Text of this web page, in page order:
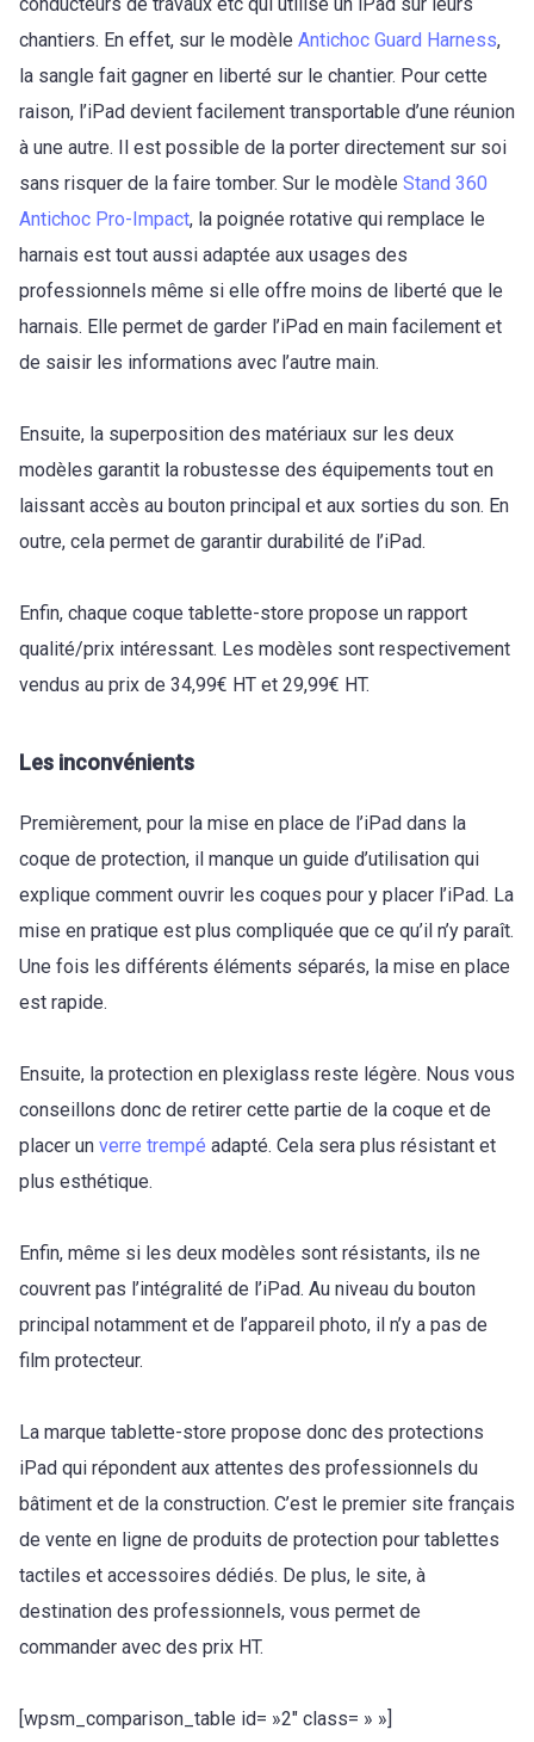
chantiers. En effet, sur le modèle Antichoc Guard Harness,
la sangle fait gagner en liberté sur le chantier. Pour cette
raison, l’iPad devient facilement transportable d’une réunion
à une autre. Il est possible de la porter directement sur soi
sans risquer de la faire tomber. Sur le modèle Stand 360
Antichoc Pro-Impact, la poignée rotative qui remplace le
harnais est tout aussi adaptée aux usages des
professionnels même si elle offre moins de liberté que le
harnais. Elle permet de garder l’iPad en main facilement et
de saisir les informations avec l’autre main.
Ensuite, la superposition des matériaux sur les deux
modèles garantit la robustesse des équipements tout en
laissant accès au bouton principal et aux sorties du son. En
outre, cela permet de garantir durabilité de l’iPad.
Enfin, chaque coque tablette-store propose un rapport
qualité/prix intéressant. Les modèles sont respectivement
vendus au prix de 34,99€ HT et 29,99€ HT.
Les inconvénients
Premièrement, pour la mise en place de l’iPad dans la
coque de protection, il manque un guide d’utilisation qui
explique comment ouvrir les coques pour y placer l’iPad. La
mise en pratique est plus compliquée que ce qu’il n’y paraît.
Une fois les différents éléments séparés, la mise en place
est rapide.
Ensuite, la protection en plexiglass reste légère. Nous vous
conseillons donc de retirer cette partie de la coque et de
placer un verre trempé adapté. Cela sera plus résistant et
plus esthétique.
Enfin, même si les deux modèles sont résistants, ils ne
couvrent pas l’intégralité de l’iPad. Au niveau du bouton
principal notamment et de l’appareil photo, il n’y a pas de
film protecteur.
La marque tablette-store propose donc des protections
iPad qui répondent aux attentes des professionnels du
bâtiment et de la construction. C’est le premier site français
de vente en ligne de produits de protection pour tablettes
tactiles et accessoires dédiés. De plus, le site, à
destination des professionnels, vous permet de
commander avec des prix HT.
[wpsm_comparison_table id= »2″ class= » »]